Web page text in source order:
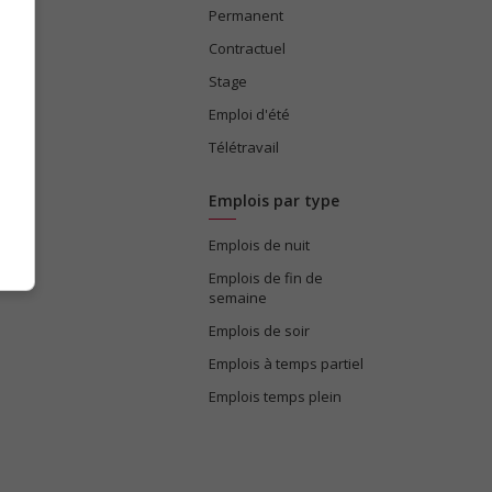
Permanent
Contractuel
Stage
Emploi d'été
Télétravail
Emplois par type
Emplois de nuit
Emplois de fin de
semaine
Emplois de soir
Emplois à temps partiel
Emplois temps plein